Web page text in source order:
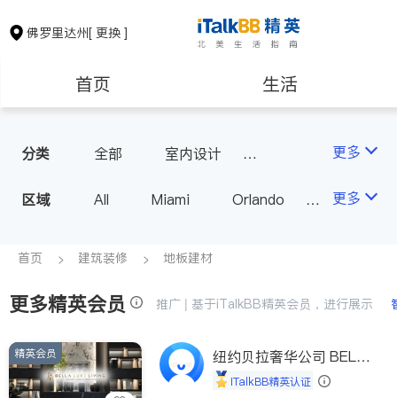
佛罗里达州[ 更换 ]
首页 生活
保险理财 房地产租售
银行贷款
教育 养老
非盈利组织
分类 全部
室内设计
室内装修
更多
区域 All Miami
Orlando
FL - Other Cities
更多
首页 建筑装修 地板建材
更多精英会员 推广 | 基于iTalkBB精英会员，进行展示
精英会员
纽约贝拉奢华公司 BELL
A LUXE
iTalkBB精英认证